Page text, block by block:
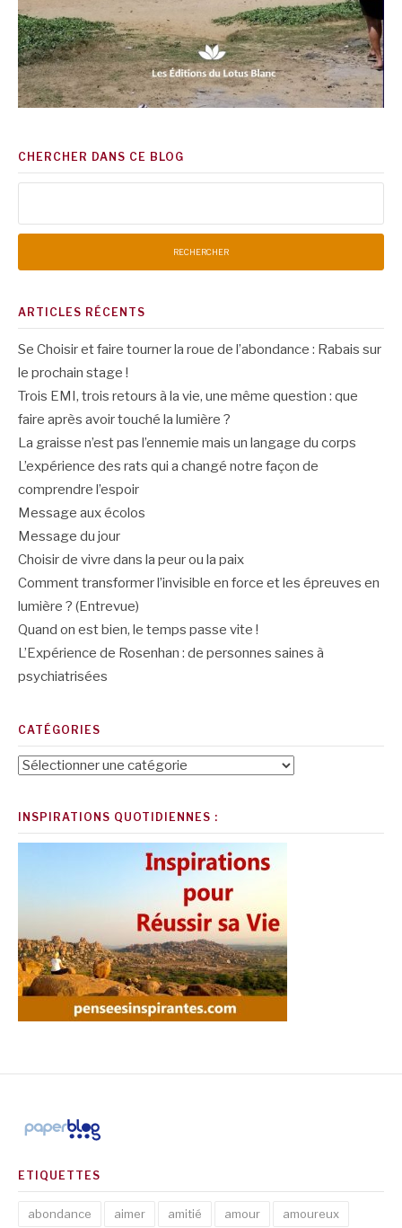
CHERCHER DANS CE BLOG
ARTICLES RÉCENTS
Se Choisir et faire tourner la roue de l’abondance : Rabais sur
le prochain stage !
Trois EMI, trois retours à la vie, une même question : que
faire après avoir touché la lumière ?
La graisse n’est pas l’ennemie mais un langage du corps
L’expérience des rats qui a changé notre façon de
comprendre l’espoir
Message aux écolos
Message du jour
Choisir de vivre dans la peur ou la paix
Comment transformer l’invisible en force et les épreuves en
lumière ? (Entrevue)
Quand on est bien, le temps passe vite !
L’Expérience de Rosenhan : de personnes saines à
psychiatrisées
CATÉGORIES
Catégories
INSPIRATIONS QUOTIDIENNES :
ETIQUETTES
abondance aimer amitié amour amoureux